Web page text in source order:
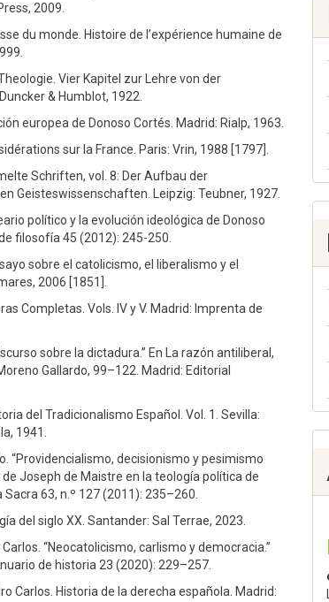
2009.
du monde. Histoire de l’expérience humaine de
Vier Kapitel zur Lehre von der
& Humblot, 1922.
europea de Donoso Cortés. Madrid: Rialp, 1963.
sur la France. Paris: Vrin, 1988 [1797].
Schriften, vol. 8: Der Aufbau der
Geisteswissenschaften. Leipzig: Teubner, 1927.
político y la evolución ideológica de Donoso
filosofía 45 (2012): 245-250.
sobre el catolicismo, el liberalismo y el
2006 [1851].
Completas. Vols. IV y V. Madrid: Imprenta de
sobre la dictadura.” En La razón antiliberal,
Gallardo, 99–122. Madrid: Editorial
del Tradicionalismo Español. Vol. 1. Sevilla:
1941.
“Providencialismo, decisionismo y pesimismo
Joseph de Maistre en la teología política de
Sacra 63, n.º 127 (2011): 235–260.
del siglo XX. Santander: Sal Terrae, 2023.
“Neocatolicismo, carlismo y democracia.”
de historia 23 (2020): 229–257.
Carlos. Historia de la derecha española. Madrid: